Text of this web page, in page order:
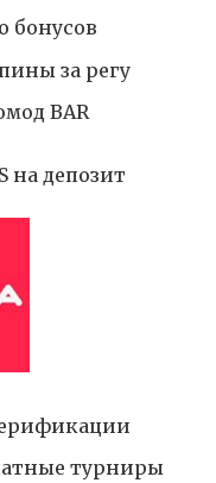
бонусов
за регу
BAR
на депозит
турниры